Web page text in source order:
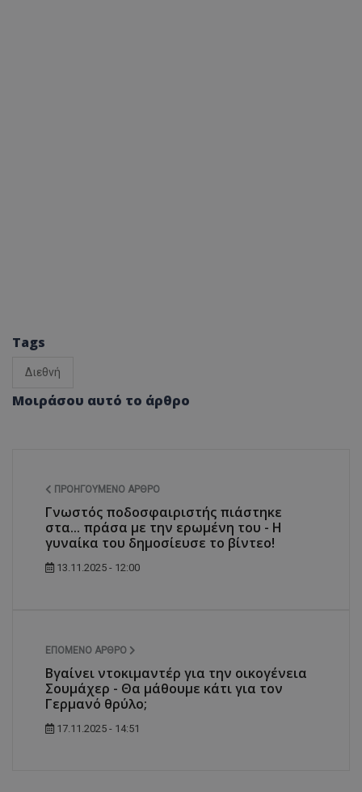
Tags
Διεθνή
Μοιράσου αυτό το άρθρο
ΠΡΟΗΓΟΎΜΕΝΟ ΆΡΘΡΟ
Γνωστός ποδοσφαιριστής πιάστηκε
στα... πράσα με την ερωμένη του - Η
γυναίκα του δημοσίευσε το βίντεο!
13.11.2025 - 12:00
ΕΠΌΜΕΝΟ ΆΡΘΡΟ
Βγαίνει ντοκιμαντέρ για την οικογένεια
Σουμάχερ - Θα μάθουμε κάτι για τον
Γερμανό θρύλο;
17.11.2025 - 14:51